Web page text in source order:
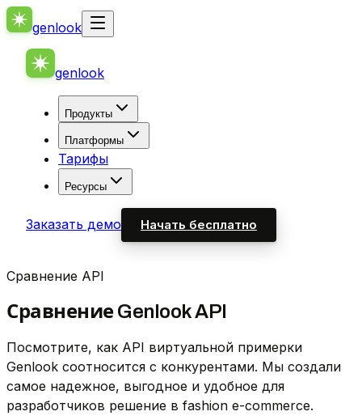
genlook
genlook
Продукты
Платформы
Тарифы
Ресурсы
Заказать демо Начать бесплатно
Сравнение API
Сравнение Genlook API
Посмотрите, как API виртуальной примерки
Genlook соотносится с конкурентами. Мы создали
самое надежное, выгодное и удобное для
разработчиков решение в fashion e-commerce.